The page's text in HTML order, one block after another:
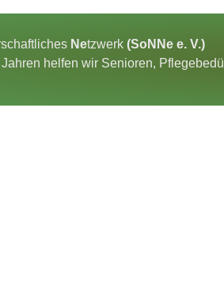
Netzwerk (SoNNe e. V.)
helfen wir Senioren,